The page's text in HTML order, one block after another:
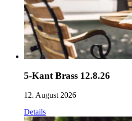
5-Kant Brass 12.8.26
12. August 2026
Details